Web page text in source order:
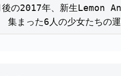
後の2017年、新生Lemon